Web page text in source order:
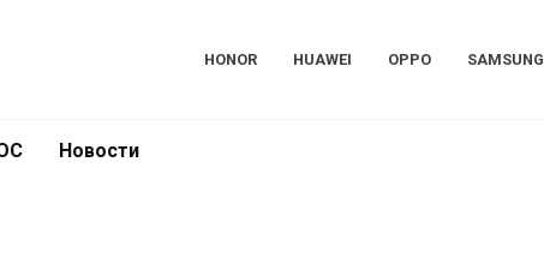
HONOR HUAWEI OPPO SAMSUNG
Новости